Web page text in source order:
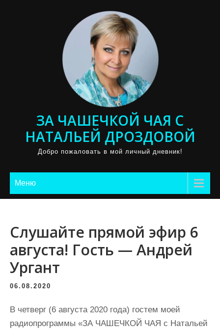
ЗА ЧАШЕЧКОЙ ЧАЯ С
НАТАЛЬЕЙ ДРОЗДОВОЙ
Добро пожаловать в мой личный дневник!
Меню
Слушайте прямой эфир 6
августа! Гость — Андрей
Ургант
06.08.2020
В четверг (6 августа 2020 года) гостем моей
радиопрограммы «ЗА ЧАШЕЧКОЙ ЧАЯ с Натальей